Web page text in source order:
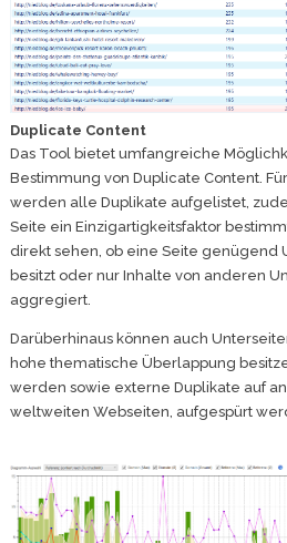
Duplicate Content
Das Tool bietet umfangreiche
Bestimmung von Duplicate Content.
werden alle Duplikate aufgelistet,
Seite ein Einzigartigkeitsfaktor
direkt sehen, ob eine Seite genügend
besitzt oder nur Inhalte von anderen
aggregiert.
Darüberhinaus können auch
hohe thematische Überlappung
werden sowie externe Duplikate auf
weltweiten Webseiten, aufgespürt